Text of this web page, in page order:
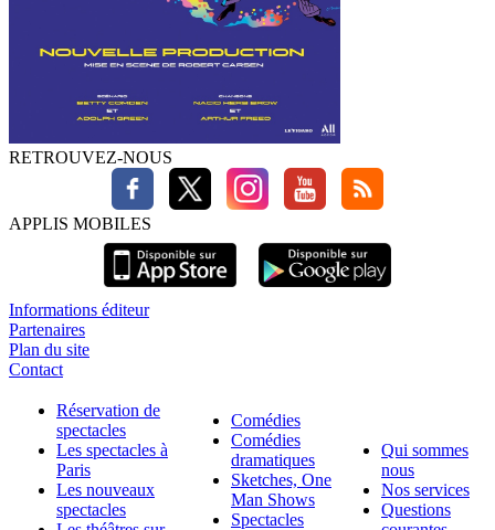
RETROUVEZ-NOUS
APPLIS MOBILES
Informations éditeur
Partenaires
Plan du site
Contact
Réservation de
spectacles
Les spectacles à
Paris
Les nouveaux
spectacles
Comédies
Comédies
dramatiques
Sketches, One
Man Shows
Spectacles
Qui sommes
nous
Nos services
Questions